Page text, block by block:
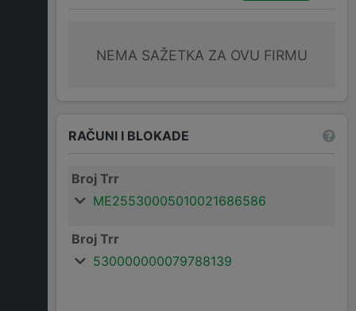
NEMA SAŽETKA ZA OVU FIRMU
RAČUNI I BLOKADE
Broj Trr
ME25530005010021686586
Broj Trr
530000000079788139